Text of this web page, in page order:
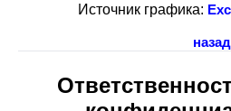
Источник графика:
назад